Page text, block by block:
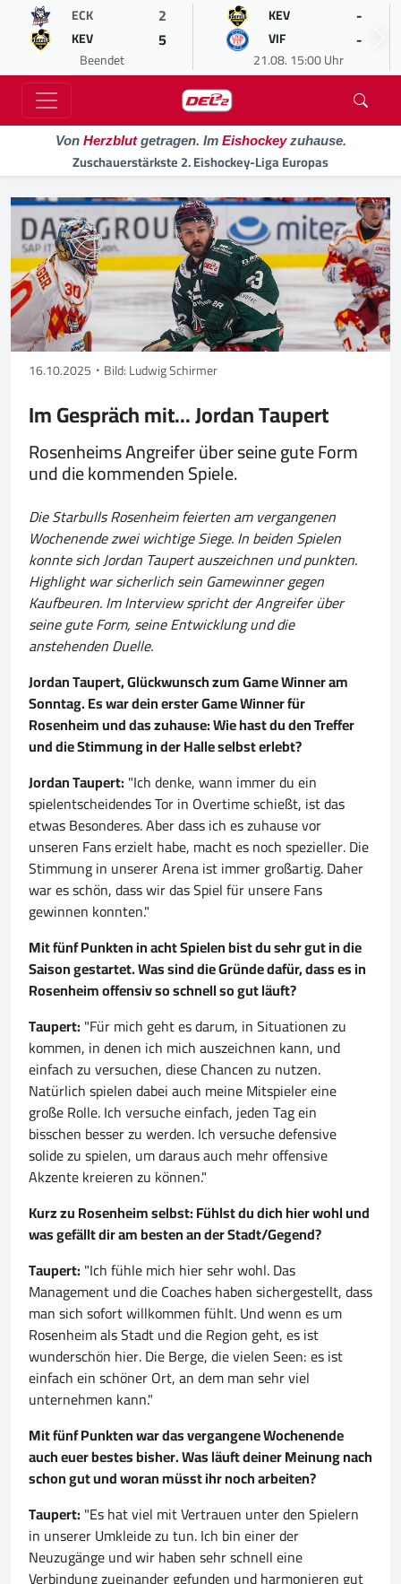
ECK 2
KEV 5
Beendet
KEV -
VIF -
21.08. 15:00 Uhr
Von Herzblutgetragen. Im Eishockeyzuhause.
Zuschauerstärkste 2. Eishockey-Liga Europas
16.10.2025 Bild: Ludwig Schirmer
Im Gespräch mit... Jordan Taupert
Rosenheims Angreifer über seine gute Form
und die kommenden Spiele.
Die Starbulls Rosenheim feierten am vergangenen
Wochenende zwei wichtige Siege. In beiden Spielen
konnte sich Jordan Taupert auszeichnen und punkten.
Highlight war sicherlich sein Gamewinner gegen
Kaufbeuren. Im Interview spricht der Angreifer über
seine gute Form, seine Entwicklung und die
anstehenden Duelle.
Jordan Taupert, Glückwunsch zum Game Winner am
Sonntag. Es war dein erster Game Winner für
Rosenheim und das zuhause: Wie hast du den Treffer
und die Stimmung in der Halle selbst erlebt?
Jordan Taupert: "Ich denke, wann immer du ein
spielentscheidendes Tor in Overtime schießt, ist das
etwas Besonderes. Aber dass ich es zuhause vor
unseren Fans erzielt habe, macht es noch spezieller. Die
Stimmung in unserer Arena ist immer großartig. Daher
war es schön, dass wir das Spiel für unsere Fans
gewinnen konnten."
Mit fünf Punkten in acht Spielen bist du sehr gut in die
Saison gestartet. Was sind die Gründe dafür, dass es in
Rosenheim offensiv so schnell so gut läuft?
Taupert: "Für mich geht es darum, in Situationen zu
kommen, in denen ich mich auszeichnen kann, und
einfach zu versuchen, diese Chancen zu nutzen.
Natürlich spielen dabei auch meine Mitspieler eine
große Rolle. Ich versuche einfach, jeden Tag ein
bisschen besser zu werden. Ich versuche defensive
solide zu spielen, um daraus auch mehr offensive
Akzente kreieren zu können."
Kurz zu Rosenheim selbst: Fühlst du dich hier wohl und
was gefällt dir am besten an der Stadt/Gegend?
Taupert: "Ich fühle mich hier sehr wohl. Das
Management und die Coaches haben sichergestellt, dass
man sich sofort willkommen fühlt. Und wenn es um
Rosenheim als Stadt und die Region geht, es ist
wunderschön hier. Die Berge, die vielen Seen: es ist
einfach ein schöner Ort, an dem man sehr viel
unternehmen kann."
Mit fünf Punkten war das vergangene Wochenende
auch euer bestes bisher. Was läuft deiner Meinung nach
schon gut und woran müsst ihr noch arbeiten?
Taupert: "Es hat viel mit Vertrauen unter den Spielern
in unserer Umkleide zu tun. Ich bin einer der
Neuzugänge und wir haben sehr schnell eine